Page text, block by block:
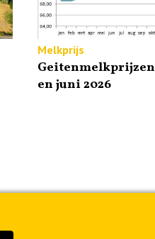
Melkprijs
en juni 2026